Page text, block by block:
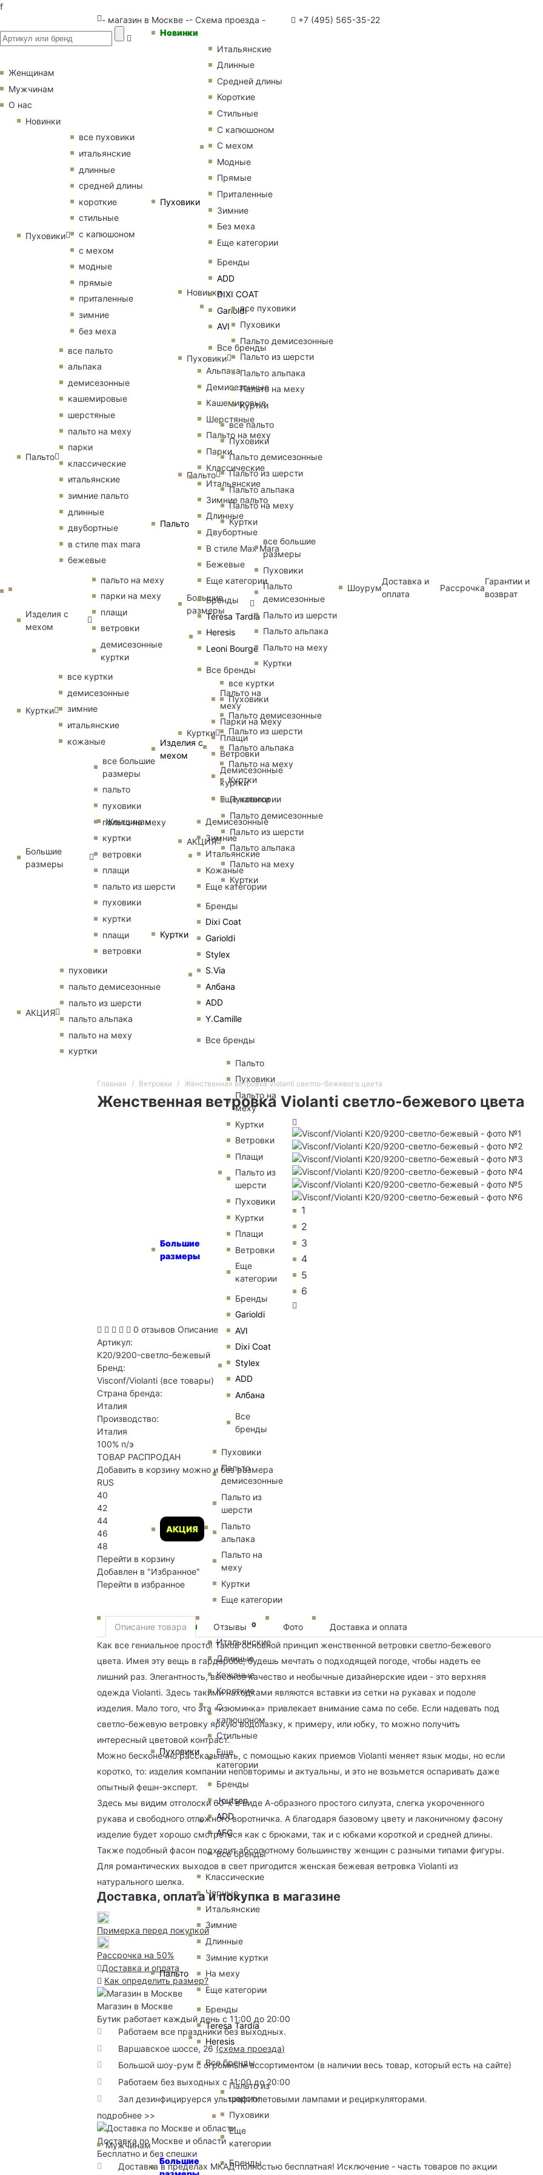
f
- магазин в Москве -- Схема проезда - +7 (495) 565-35-22
Женщинам
Новинки
Пуховики
Итальянские
Длинные
Средней длины
Короткие
Стильные
С капюшоном
С мехом
Модные
Прямые
Приталенные
Зимние
Без меха
Еще категории
Бренды
ADD
DIXI COAT
Garioldi
AVI
Все бренды
Пальто
Альпака
Демисезонные
Кашемировые
Шерстяные
Пальто на меху
Парки
Классические
Итальянские
Зимние пальто
Длинные
Двубортные
В стиле Max Mara
Бежевые
Еще категории
Бренды
Teresa Tardia
Heresis
Leoni Bourge
Все бренды
Изделия с
мехом
Пальто на
меху
Парки на меху
Плащи
Ветровки
Демисезонные
куртки
Еще категории
Куртки
Демисезонные
Зимние
Итальянские
Кожаные
Еще категории
Бренды
Dixi Coat
Garioldi
Stylex
S.Via
Албана
ADD
Y.Camille
Все бренды
Большие
размеры
Пальто
Пуховики
Пальто на
меху
Куртки
Ветровки
Плащи
Пальто из
шерсти
Пуховики
Куртки
Плащи
Ветровки
Еще
категории
Бренды
Garioldi
AVI
Dixi Coat
Stylex
ADD
Албана
Все
бренды
АКЦИЯ
Пуховики
Пальто
демисезонные
Пальто из
шерсти
Пальто
альпака
Пальто на
меху
Куртки
Еще категории
Мужчинам
Новинки
Пуховики
Итальянские
Длинные
Кожаные
Короткие
С
капюшоном
Стильные
Еще
категории
Бренды
Joutsen
ADD
AFG
Все бренды
Пальто
Классические
Черные
Итальянские
Зимние
Длинные
Зимние куртки
На меху
Еще категории
Бренды
Teresa Tardia
Heresis
Все бренды
Большие
Пальто из
шерсти
Пуховики
Еще
категории
Бренды
Женщинам
Мужчинам
О нас
Новинки
Пуховики
все пуховики
итальянские
длинные
средней длины
короткие
стильные
с капюшоном
с мехом
модные
прямые
приталенные
зимние
без меха
Пальто
все пальто
альпака
демисезонные
кашемировые
шерстяные
пальто на меху
парки
классические
итальянские
зимние пальто
длинные
двубортные
в стиле max mara
бежевые
Изделия с
мехом
пальто на меху
парки на меху
плащи
ветровки
демисезонные
куртки
Куртки
все куртки
демисезонные
зимние
итальянские
кожаные
Большие
размеры
все большие
размеры
пальто
пуховики
пальто на меху
куртки
ветровки
плащи
пальто из шерсти
пуховики
куртки
плащи
ветровки
АКЦИЯ
пуховики
пальто демисезонные
пальто из шерсти
пальто альпака
пальто на меху
куртки
Новинки
Пуховики
все пуховики
Пуховики
Пальто демисезонные
Пальто из шерсти
Пальто альпака
Пальто на меху
Куртки
Пальто
все пальто
Пуховики
Пальто демисезонные
Пальто из шерсти
Пальто альпака
Пальто на меху
Куртки
Большие
размеры
все большие
размеры
Пуховики
Пальто
демисезонные
Пальто из шерсти
Пальто альпака
Пальто на меху
Куртки
Куртки
все куртки
Пуховики
Пальто демисезонные
Пальто из шерсти
Пальто альпака
Пальто на меху
Куртки
АКЦИЯ
Пуховики
Пальто демисезонные
Пальто из шерсти
Пальто альпака
Пальто на меху
Куртки
Шоурум
Доставка и
оплата
Рассрочка
Гарантии и
возврат
Главная Ветровки Женственная ветровка Violanti светло-бежевого цвета
Женственная ветровка Violanti светло-бежевого цвета
1
2
3
4
5
6
0 отзывов Описание
Артикул:
K20/9200-светло-бежевый
Бренд:
Visconf/Violanti (все товары)
Страна бренда:
Италия
Производство:
Италия
100% п/э
ТОВАР РАСПРОДАН
Добавить в корзину можно и без размера
RUS
40
42
44
46
48
Перейти в корзину
Добавлен в "Избранное"
Перейти в избранное
Описание товара Отзывы 0 Фото
Доставка и оплата
Как все гениальное просто! Таков основной принцип женственной ветровки светло-бежевого
цвета. Имея эту вещь в гардеробе, будешь мечтать о подходящей погоде, чтобы надеть ее
лишний раз. Элегантность, высокое качество и необычные дизайнерские идеи - это верхняя
одежда Violanti. Здесь такими находками являются вставки из сетки на рукавах и подоле
изделия. Мало того, что эта «изюминка» привлекает внимание сама по себе. Если надевать под
светло-бежевую ветровку яркую водолазку, к примеру, или юбку, то можно получить
интересный цветовой контраст.
Можно бесконечно рассказывать, с помощью каких приемов Violanti меняет язык моды, но если
коротко, то: изделия компании неповторимы и актуальны, и это не возьмется оспаривать даже
опытный фешн-эксперт.
Здесь мы видим отголоски 60-х в виде А-образного простого силуэта, слегка укороченного
рукава и свободного отложного воротничка. А благодаря базовому цвету и лаконичному фасону
изделие будет хорошо смотреться как с брюками, так и с юбками короткой и средней длины.
Также подобный фасон подходит абсолютному большинству женщин с разными типами фигуры.
Для романтических выходов в свет пригодится женская бежевая ветровка Violanti из
натурального шелка.
Доставка, оплата и покупка в магазине
Примерка перед покупкой
Рассрочка на 50%
Доставка и оплата
Как определить размер?
Магазин в Москве
Бутик работает каждый день с 11:00 до 20:00
Работаем все праздники без выходных.
Варшавское шоссе, 26(схема проезда)
Большой шоу-рум с огромным ассортиментом (в наличии весь товар, который есть на сайте)
Работаем без выходных с 11:00 до 20:00
Зал дезинфицируерся ультрафиолетовыми лампами и рециркуляторами.
подробнее >>
Доставка по Москве и области
Бесплатно и без спешки
Доставка в пределах МКАД полностью бесплатная! Исключение - часть товаров по акции